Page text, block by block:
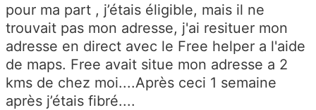
pour ma part , j’étais éligible, mais il ne
trouvait pas mon adresse, j'ai resituer mon
adresse en direct avec le Free helper a l'aide
de maps. Free avait situe mon adresse a 2
kms de chez moi....Après ceci 1 semaine
après j’étais fibré....